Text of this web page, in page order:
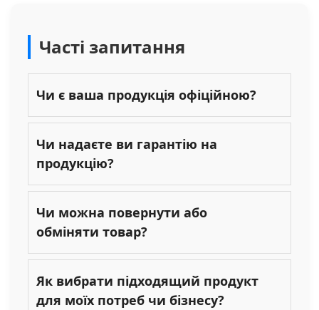
Часті запитання
Чи є ваша продукція офіційною?
Чи надаєте ви гарантію на
продукцію?
Чи можна повернути або
обміняти товар?
Як вибрати підходящий продукт
для моїх потреб чи бізнесу?